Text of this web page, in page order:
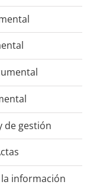
de gestión
información